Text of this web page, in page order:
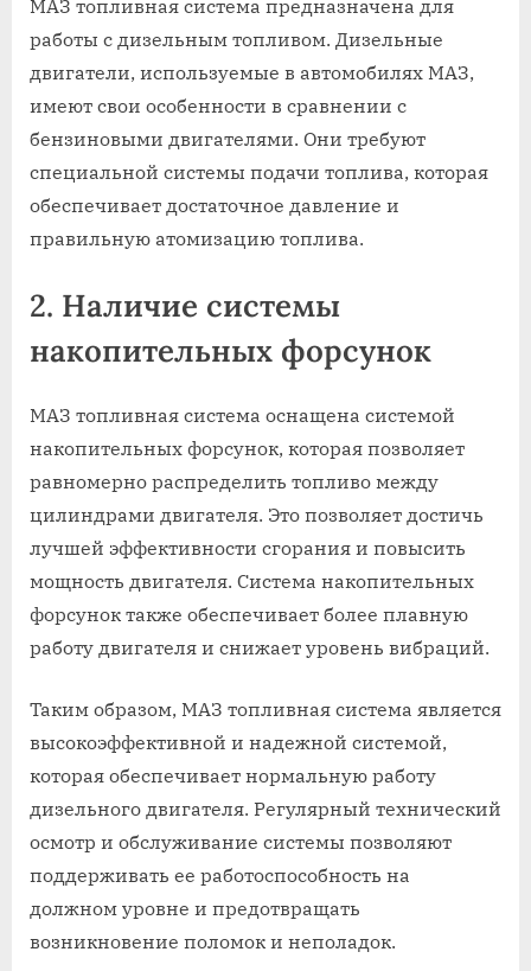
МАЗ топливная система предназначена для
работы с дизельным топливом. Дизельные
двигатели, используемые в автомобилях МАЗ,
имеют свои особенности в сравнении с
бензиновыми двигателями. Они требуют
специальной системы подачи топлива, которая
обеспечивает достаточное давление и
правильную атомизацию топлива.
2. Наличие системы
накопительных форсунок
МАЗ топливная система оснащена системой
накопительных форсунок, которая позволяет
равномерно распределить топливо между
цилиндрами двигателя. Это позволяет достичь
лучшей эффективности сгорания и повысить
мощность двигателя. Система накопительных
форсунок также обеспечивает более плавную
работу двигателя и снижает уровень вибраций.
Таким образом, МАЗ топливная система является
высокоэффективной и надежной системой,
которая обеспечивает нормальную работу
дизельного двигателя. Регулярный технический
осмотр и обслуживание системы позволяют
поддерживать ее работоспособность на
должном уровне и предотвращать
возникновение поломок и неполадок.